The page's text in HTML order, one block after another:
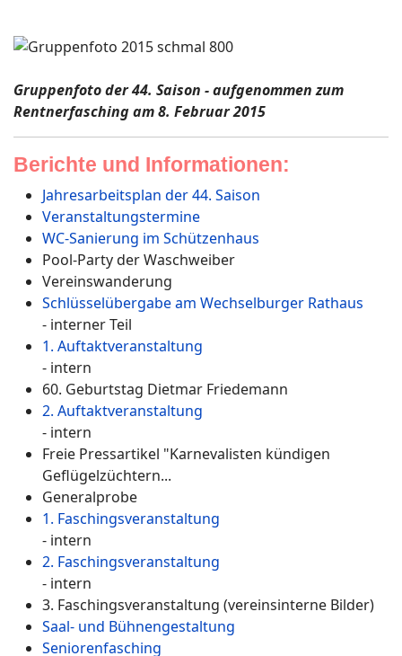
Gruppenfoto der 44. Saison - aufgenommen zum
Rentnerfasching am 8. Februar 2015
Berichte und Informationen:
Jahresarbeitsplan der 44. Saison
Veranstaltungstermine
WC-Sanierung im Schützenhaus
Pool-Party der Waschweiber
Vereinswanderung
Schlüsselübergabe am Wechselburger Rathaus
- interner Teil
1. Auftaktveranstaltung
- intern
60. Geburtstag Dietmar Friedemann
2. Auftaktveranstaltung
- intern
Freie Pressartikel "Karnevalisten kündigen
Geflügelzüchtern...
Generalprobe
1. Faschingsveranstaltung
- intern
2. Faschingsveranstaltung
- intern
3. Faschingsveranstaltung (vereinsinterne Bilder)
Saal- und Bühnengestaltung
Seniorenfasching